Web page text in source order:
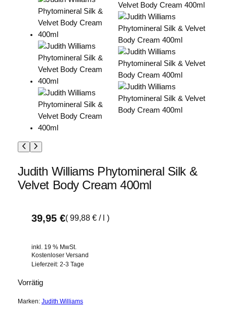
Judith Williams Phytomineral Silk &
Velvet Body Cream 400ml
39,95 €( 99,88 €/ )
inkl. 19 % MwSt.
Kostenloser Versand
Lieferzeit: 2-3 Tage
Vorrätig
Marken: Judith Williams